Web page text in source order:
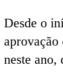
Desde o
neste ano,